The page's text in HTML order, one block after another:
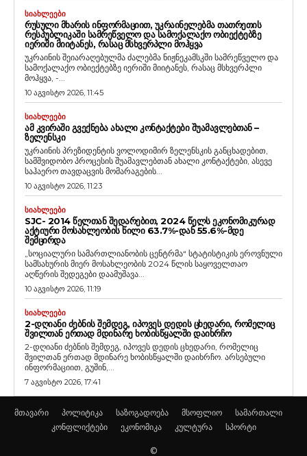
ᲡᲘᲐᲮᲚᲔᲔᲑᲘ
ᲠᲣᲡᲣᲚᲘ ᲛᲮᲐᲠᲘᲡ ᲘᲜᲤᲝᲠᲛᲐᲪᲘᲘᲗ, ᲣᲙᲠᲐᲘᲜᲔᲚᲔᲑᲛᲐ ᲗᲐᲗᲠᲔᲗᲘᲡ
ᲠᲔᲡᲞᲣᲑᲚᲘᲙᲐᲨᲘ ᲡᲐᲛᲠᲔᲬᲕᲔᲚᲝ ᲓᲐ ᲡᲐᲛᲝᲥᲐᲚᲐᲥᲝ ᲝᲑᲘᲔᲥᲢᲔᲑᲖᲔ
ᲘᲔᲠᲘᲨᲘ ᲛᲘᲘᲢᲐᲜᲔᲡ, ᲠᲐᲡᲐᲪ ᲛᲡᲮᲕᲔᲠᲞᲚᲘ ᲛᲝᲰᲧᲕᲐ
უკრაინის შეიარაღებულმა ძალებმა ნიჟნეკამსკში სამრეწველო და
სამოქალაქო ობიექტებზე იერიში მიიტანეს, რასაც მსხვერპლი
მოჰყვა, -...
10 აგვისტო 2026, 11:45
ᲡᲘᲐᲮᲚᲔᲔᲑᲘ
ᲐᲛ ᲙᲕᲘᲠᲐᲨᲘ ᲒᲕᲔᲥᲜᲔᲑᲐ ᲐᲮᲐᲚᲘ ᲙᲝᲜᲢᲐᲥᲢᲔᲑᲘ ᲨᲣᲐᲛᲐᲕᲚᲔᲑᲗᲐᲜ –
ᲖᲔᲚᲔᲜᲡᲙᲘ
უკრაინის პრეზიდენტის ვოლოდიმირ ზელენსკის განცხადებით,
სამშვიდობო პროცესის შუამავლებთან ახალი კონტაქტები, ასევე
საჰაერო თავდაცვის მომარაგების...
10 აგვისტო 2026, 11:23
ᲡᲘᲐᲮᲚᲔᲔᲑᲘ
SJC- 2014 ᲬᲔᲚᲗᲐᲜ ᲨᲔᲓᲐᲠᲔᲑᲘᲗ, 2024 ᲬᲔᲚᲡ ᲔᲙᲝᲜᲝᲛᲘᲙᲣᲠᲐᲓ
ᲐᲥᲢᲘᲣᲠᲘ ᲛᲝᲡᲐᲮᲚᲔᲝᲑᲘᲡ ᲬᲘᲚᲘ 63.7%-ᲓᲐᲜ 55.6%-ᲛᲓᲔ
ᲨᲔᲛᲪᲘᲠᲓᲐ
„სოციალური სამართლიანობის ცენტრმა“ სტატისტიკის ეროვნული
სამსახურის მიერ მოსახლეობის 2024 წლის საყოველთაო
აღწერის შედეგები დაამუშავა...
10 აგვისტო 2026, 11:19
ᲡᲘᲐᲮᲚᲔᲔᲑᲘ
2-ᲓᲦᲘᲐᲜᲘ ᲫᲔᲑᲜᲘᲡ ᲨᲔᲛᲓᲔᲒ, ᲘᲞᲝᲕᲔᲡ ᲓᲔᲓᲘᲡ ᲪᲮᲔᲓᲐᲠᲘ, ᲠᲝᲛᲔᲚᲘᲪ
ᲨᲕᲘᲚᲗᲐᲜ ᲔᲠᲗᲐᲓ ᲛᲓᲘᲜᲐᲠᲔ ᲮᲝᲑᲘᲡᲬᲧᲐᲚᲨᲘ ᲓᲐᲘᲮᲠᲩᲝ
2-დღიანი ძებნის შემდეგ, იპოვეს დედის ცხედარი, რომელიც
შვილთან ერთად მდინარე ხობისწყალში დაიხრჩო. არსებული
ინფორმაციით, გუშინ,...
7 აგვისტო 2026, 17:41
მთავარი პოლიტიკა საზოგადოება მსოფლიო
სამართალი
კონფლიქტები
ეკონომიკა კულტურა სპორტი
©